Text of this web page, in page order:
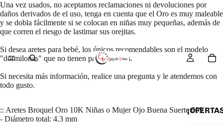
Una vez usados, no aceptamos reclamaciones ni devoluciones por
daños derivados de el uso, tenga en cuenta que el Oro es muy maleable
y se dobla fácilmente si se colocan en niñas muy pequeñas, además de
que corren el riesgo de lastimar sus orejitas.
Si desea aretes para bebé, los únicos recomendables son el modelo
"dormilonas" que no tienen partes agudas.
Si necesita más información, realice una pregunta y le atendemos con
todo gusto.
:: Aretes Broquel Oro 10K Niñas o Mujer Ojo Buena Suerte 609
- Diámetro total: 4.3 mm